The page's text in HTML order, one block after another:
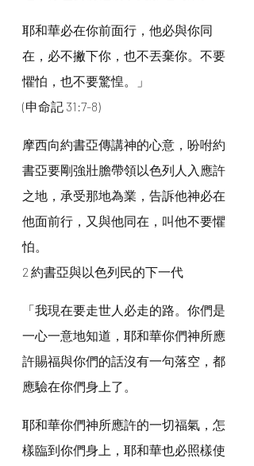
耶和華必在你前面行，他必與你同
在，必不撇下你，也不丟棄你。不要
懼怕，也不要驚惶。」
(申命記 31:7-8)
摩西向約書亞傳講神的心意，吩咐約
書亞要剛強壯膽帶領以色列人入應許
之地，承受那地為業，告訴他神必在
他面前行，又與他同在，叫他不要懼
怕。
2 約書亞與以色列民的下一代
「我現在要走世人必走的路。你們是
一心一意地知道，耶和華你們神所應
許賜福與你們的話沒有一句落空，都
應驗在你們身上了。
耶和華你們神所應許的一切福氣，怎
樣臨到你們身上，耶和華也必照樣使